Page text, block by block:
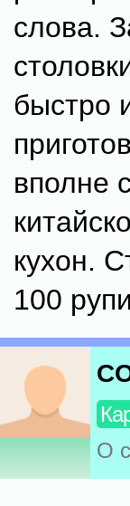
слова.
быстро
вполне
кухон.
100
О